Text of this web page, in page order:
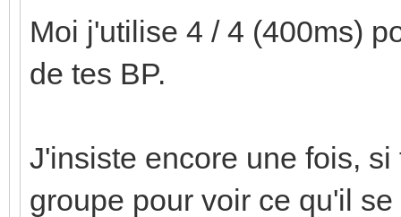
Moi j'utilise 4 / 4 (400ms)
de tes BP.
J'insiste encore une fois,
groupe pour voir ce qu'il